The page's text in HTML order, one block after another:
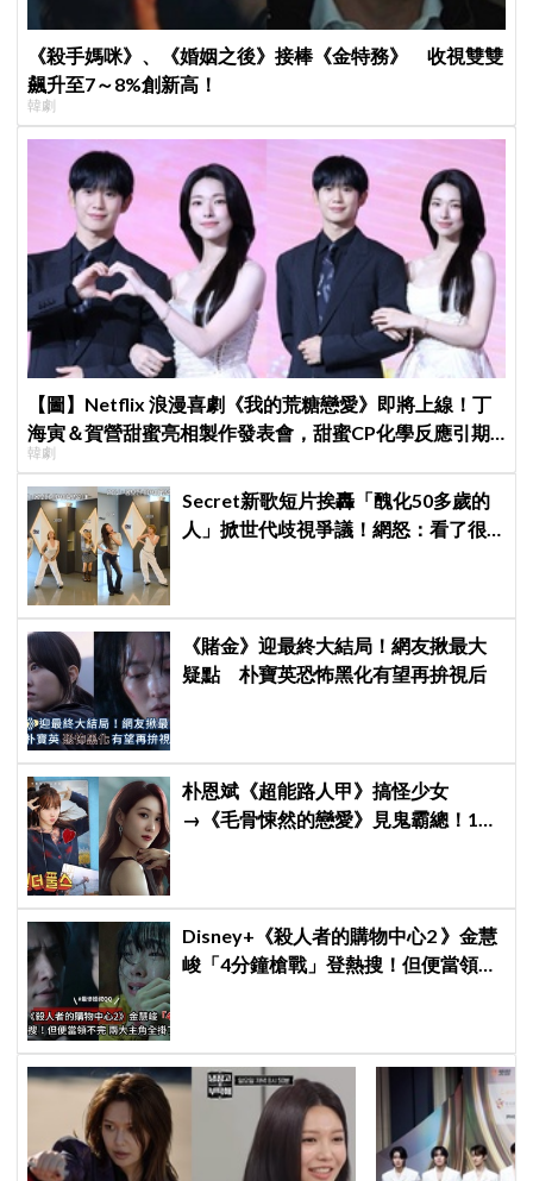
《殺手媽咪》、《婚姻之後》接棒《金特務》 收視雙雙
飆升至7～8%創新高！
韓劇
【圖】Netflix 浪漫喜劇《我的荒糖戀愛》即將上線！丁
海寅＆賀營甜蜜亮相製作發表會，甜蜜CP化學反應引期
待
韓劇
Secret新歌短片挨轟「醜化50多歲的
人」掀世代歧視爭議！網怒：看了很
《賭金》迎最終大結局！網友揪最大
疑點 朴寶英恐怖黑化有望再拚視后
朴恩斌《超能路人甲》搞怪少女
→《毛骨悚然的戀愛》見鬼霸總！180
Disney+《殺人者的購物中心2 》金慧
峻「4分鐘槍戰」登熱搜！但便當領不